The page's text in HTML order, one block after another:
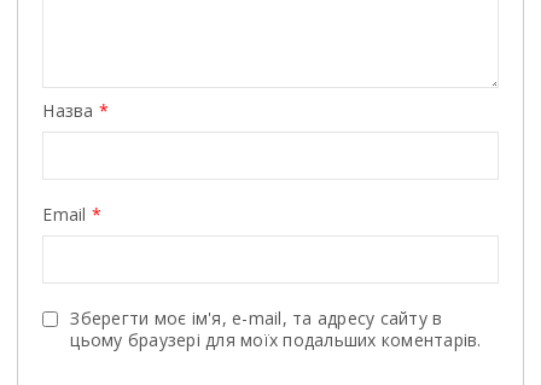
Назва *
Email *
Зберегти моє ім'я, e-mail, та адресу сайту в
цьому браузері для моїх подальших коментарів.